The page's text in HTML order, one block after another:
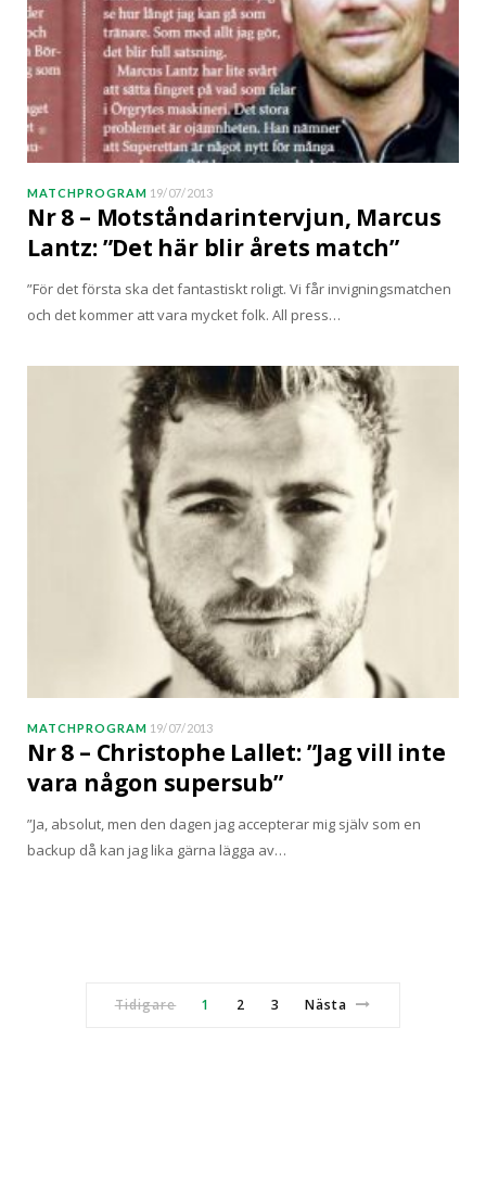
MATCHPROGRAM 19/07/2013
Nr 8 – Motståndarintervjun, Marcus
Lantz: ”Det här blir årets match”
”För det första ska det fantastiskt roligt. Vi får invigningsmatchen
och det kommer att vara mycket folk. All press…
MATCHPROGRAM 19/07/2013
Nr 8 – Christophe Lallet: ”Jag vill inte
vara någon supersub”
”Ja, absolut, men den dagen jag accepterar mig själv som en
backup då kan jag lika gärna lägga av…
Tidigare 1 2 3 Nästa